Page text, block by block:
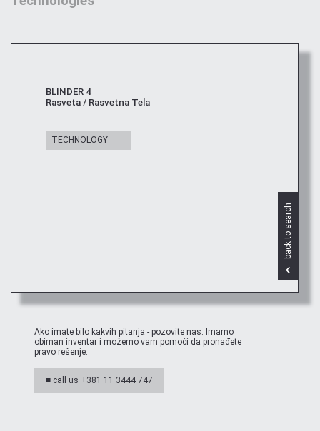
BLINDER 4
Rasveta / Rasvetna Tela
TECHNOLOGY
back to search
Ako imate bilo kakvih pitanja - pozovite nas. Imamo
obiman inventar i možemo vam pomoći da pronađete
pravo rešenje.
■ call us +381 11 3444 747